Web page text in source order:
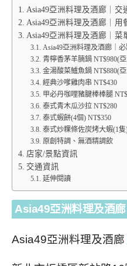
Asia49亞洲料理及酒廊｜交
Asia49亞洲料理及酒廊｜用
Asia49亞洲料理及酒廊｜菜
Asia49亞洲料理及酒廊｜
青檸香茅羊腩鍋 NT$980(
金湯酸菜鱸魚鍋 NT$880(
經典沙嗲雞肉串 NT$430
甲必丹咖哩豬腱棒棒腿
泰式青木瓜沙拉 NT$280
泰式蝦餅(4個) NT$350
泰式炒粿條佐炭烤大蝦(1隻
原創特調、無酒精調飲
店家/景點資訊
交通資訊
延伸閱讀
Asia49亞洲料理及酒廊
Asia49亞洲料理及酒廊